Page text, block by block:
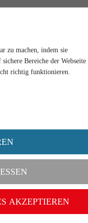
zu machen, indem sie
Bereiche der Webseite
richtig funktionieren.
AKZEPTIEREN